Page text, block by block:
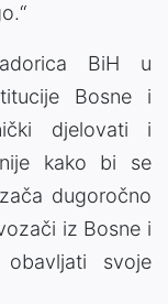
BiH u
Bosne i
djelovati i
kako bi se
dugoročno
iz Bosne i
obavljati svoje